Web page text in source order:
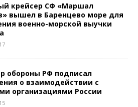
крейсер СФ «Маршал
вышел в Баренцево море для
военно-морской выучки
обороны РФ подписал
о взаимодействии с
организациями России